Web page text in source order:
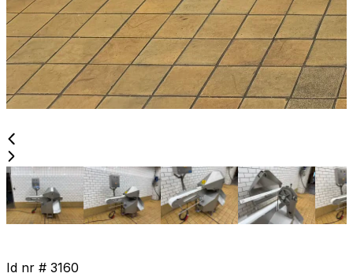
Id nr # 3160